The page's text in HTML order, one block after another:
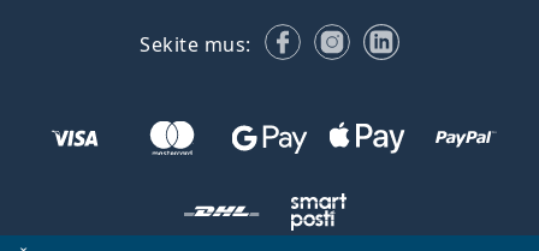
Sekite mus: FacebookInstagram
LinkedIn